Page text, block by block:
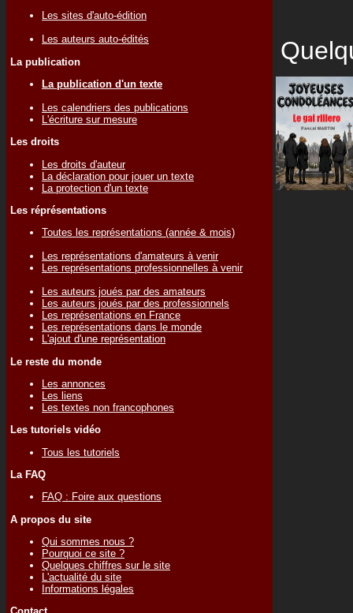
Les sites d'auto-édition
Les auteurs auto-édités
La publication
La publication d'un texte
Les calendriers des publications
L'écriture sur mesure
Les droits
Les droits d'auteur
La déclaration pour jouer un texte
La protection d'un texte
Les réprésentations
Toutes les représentations (année & mois)
Les représentations d'amateurs à venir
Les représentations professionnelles à venir
Les auteurs joués par des amateurs
Les auteurs joués par des professionnels
Les représentations en France
Les représentations dans le monde
L'ajout d'une représentation
Le reste du monde
Les annonces
Les liens
Les textes non francophones
Les tutoriels vidéo
Tous les tutoriels
La FAQ
FAQ : Foire aux questions
A propos du site
Qui sommes nous ?
Pourquoi ce site ?
Quelques chiffres sur le site
L'actualité du site
Informations légales